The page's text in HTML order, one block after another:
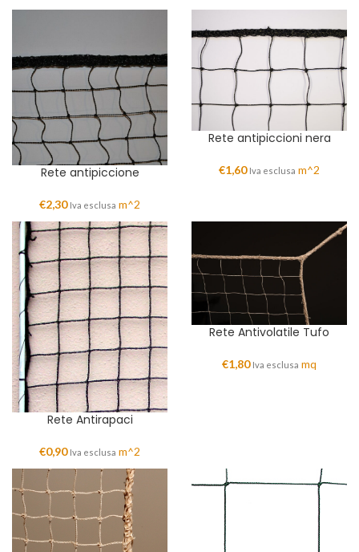
Rete antipiccione
€2,30 Iva esclusa m^2
Rete antipiccioni nera
€1,60 Iva esclusa m^2
Rete Antirapaci
€0,90 Iva esclusa m^2
Rete Antivolatile Tufo
€1,80 Iva esclusa mq